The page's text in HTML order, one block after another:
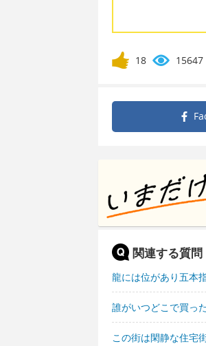
18 15647
関連する質問
龍には位があり五本
誰がいつどこで買っ
この街は閑静な住宅